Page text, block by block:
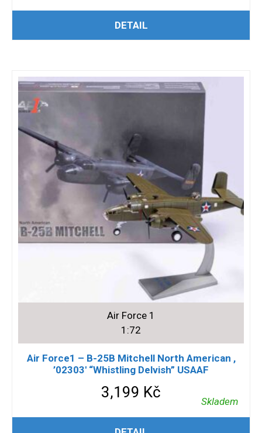
PŘIDAT DO KOŠÍKU
DETAIL
Air Force 1
1:72
Air Force1 – B-25B Mitchell North American ,
’02303′ “Whistling Delvish” USAAF
3,199 Kč
Skladem